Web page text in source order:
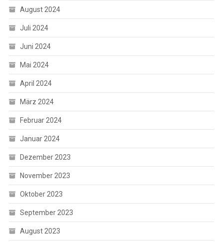
August 2024
Juli 2024
Juni 2024
Mai 2024
April 2024
März 2024
Februar 2024
Januar 2024
Dezember 2023
November 2023
Oktober 2023
September 2023
August 2023